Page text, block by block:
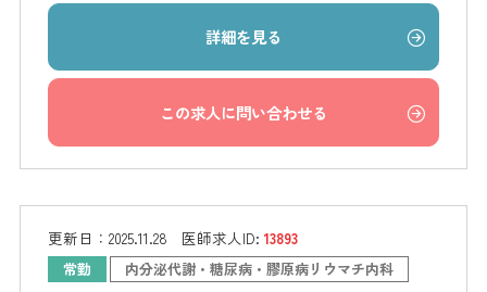
詳細を見る
この求人に問い合わせる
更新日： 2025.11.28 医師求人ID:13893
常勤 内分泌代謝・糖尿病・膠原病リウマチ内科